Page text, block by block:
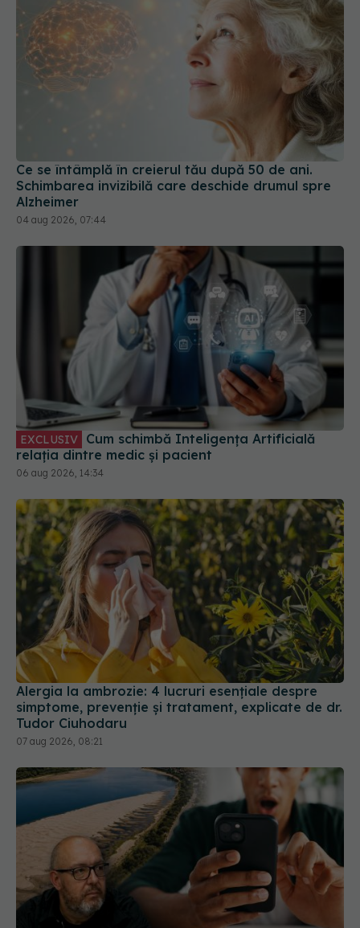
Ce se întâmplă în creierul tău după 50 de ani.
Schimbarea invizibilă care deschide drumul spre
Alzheimer
04 aug 2026, 07:44
EXCLUSIV
relația dintre medic și pacient
06 aug 2026, 14:34
Alergia la ambrozie: 4 lucruri esențiale despre
simptome, prevenție și tratament, explicate de dr.
Tudor Ciuhodaru
07 aug 2026, 08:21